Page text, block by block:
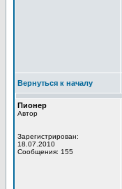
Вернуться к началу
Пионер
Автор
Зарегистрирован:
18.07.2010
Сообщения: 155